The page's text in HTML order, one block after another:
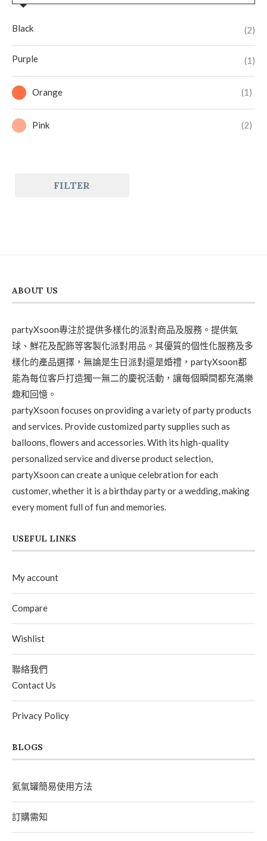
Black (2)
Purple (1)
Orange (1)
Pink (2)
FILTER
ABOUT US
partyXsoon專注於提供多樣化的派對商品及服務。提供氣
球、鮮花及配飾等客製化派對用品。其優質的個性化服務及多
樣化的產品選擇，無論是生日派對還是婚禮，partyXsoon都
能為每位客戶打造獨一無二的慶祝活動，讓每個瞬間都充滿樂
趣和回憶。
partyXsoon focuses on providing a variety of party products
and services. Provide customized party supplies such as
balloons, flowers and accessories. With its high-quality
personalized service and diverse product selection,
partyXsoon can create a unique celebration for each
customer, whether it is a birthday party or a wedding, making
every moment full of fun and memories.
USEFUL LINKS
My account
Compare
Wishlist
聯絡我們
Contact Us
Privacy Policy
BLOGS
氦氣罐簡易使用方法
訂購需知